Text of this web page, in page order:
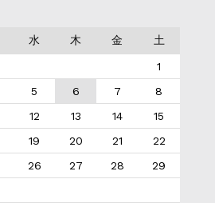
水 木 金 土
1
5 6 7
8
12 13 14
15
19 20 21
22
26 27 28
29